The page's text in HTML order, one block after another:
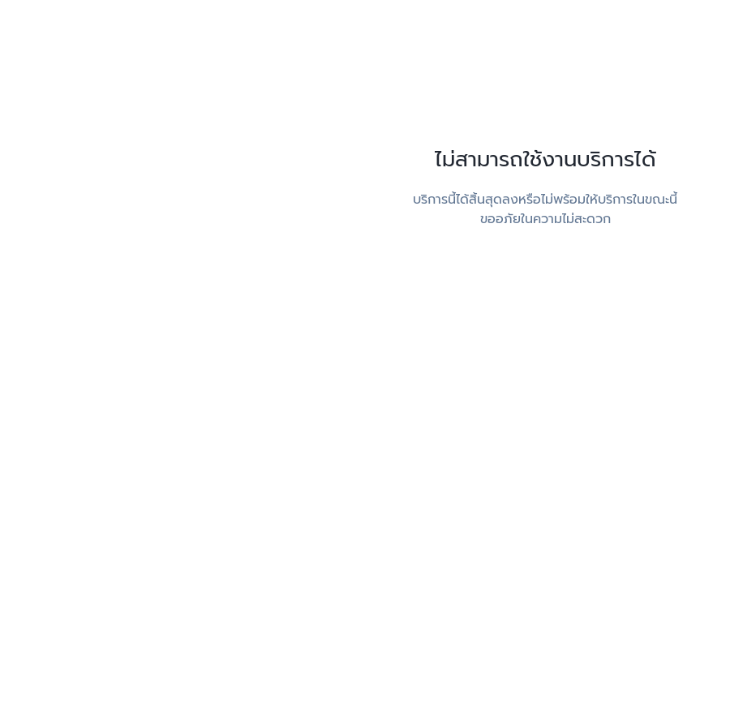
ไม่สามารถใช้งานบริการได้
บริการนี้ได้สิ้นสุดลงหรือไม่พร้อมให้บริการในขณะนี้
ขออภัยในความไม่สะดวก